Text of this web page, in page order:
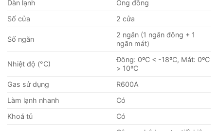
– Thân tủ côi nhôm sơn tĩnh điện phẳng, lòng tủ được
loại chất liệu cao cấp, có độ bền cao
nhờ vào đặc tính dẻo, dai và chịu lực tốt, có 1 lỗ thoát
nước dưới đáy giúp việc lau chùi vệ sinh tủ tại nhà dễ
dàng hơn.
– Dung tích tổng thể của tủ là 400 lít, dung tích sử
dụng là 280 lít
Dàn lạnh
Ống đồng
Số cửa
2 cửa
Số ngăn
2 ngăn (1 ngăn đông + 1
ngăn mát)
Nhiệt độ (°C)
Đông: 0ºC < -18ºC, Mát: 0ºC
> 10ºC
Gas sử dụng
R600A
Làm lạnh nhanh
Có
Khoá tủ
Có